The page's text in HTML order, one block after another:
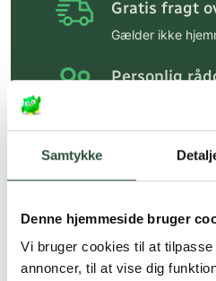
Samtykke
Denne hjemmeside bruger
Vi bruger cookies til at
annoncer, til at vise dig
Gratis fragt
Gælder ikke
Personlig
Hurtig
Faste lave
*Gælder ikke